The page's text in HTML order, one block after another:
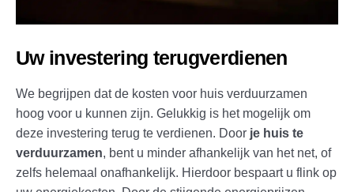
Uw investering terugverdienen
We begrijpen dat de kosten voor huis verduurzamen
hoog voor u kunnen zijn. Gelukkig is het mogelijk om
deze investering terug te verdienen. Door je huis te
verduurzamen, bent u minder afhankelijk van het net, of
zelfs helemaal onafhankelijk. Hierdoor bespaart u flink op